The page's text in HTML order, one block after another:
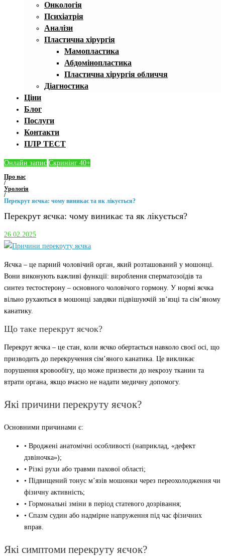
Онкологія
Психіатрія
Аналізи
Пластична хірургія
Мамопластика
Абдомінопластика
Пластична хірургія обличчя
Діагностика
Ціни
Блог
Послуги
Контакти
ПЛР ТЕСТ
Онлайн запис Скринінг 40+
Про нас
/
Урологія
/
Перекрут яєчка: чому виникає та як лікується?
Перекрут яєчка: чому виникає та як лікується?
26.02.2025
Яєчка – це парний чоловічий орган, який розташований у мошонці.
Вони виконують важливі функції: вироблення сперматозоїдів та
синтез тестостерону – основного чоловічого гормону. У нормі яєчка
вільно рухаються в мошонці завдяки підвішуючій зв’язці та сім’яному
канатику.
Що таке перекрут яєчок?
Перекрут яєчка – це стан, коли яєчко обертається навколо своєї осі, що
призводить до перекручення сім’яного канатика. Це викликає
порушення кровообігу, що може призвести до некрозу тканин та
втрати органа, якщо вчасно не надати медичну допомогу.
Які причини перекруту яєчок?
Основними причинами є:
• Вроджені анатомічні особливості (наприклад, «дефект
дзвіночка»);
• Різкі рухи або травми пахової області;
• Підвищений тонус м’язів мошонки через переохолодження чи
фізичну активність;
• Гормональні зміни в період статевого дозрівання;
• Спазм судин або надмірне напруження під час фізичних
вправ.
Які симптоми перекруту яєчок?